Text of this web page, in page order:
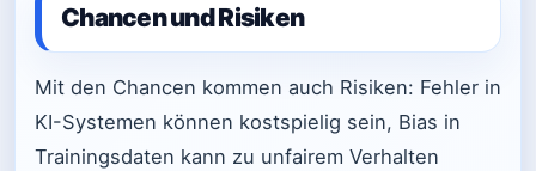
Chancen und Risiken
Mit den Chancen kommen auch Risiken: Fehler in
KI-Systemen können kostspielig sein, Bias in
Trainingsdaten kann zu unfairem Verhalten